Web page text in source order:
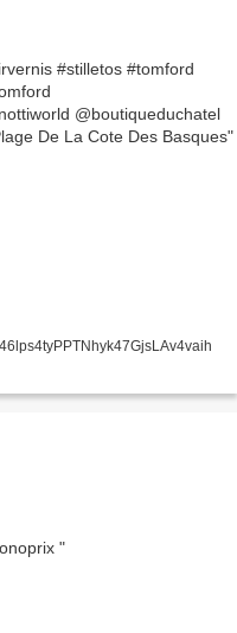
Cote Des Basques